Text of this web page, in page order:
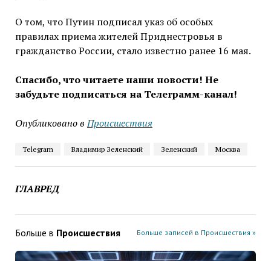
О том, что Путин подписал указ об особых
правилах приема жителей Приднестровья в
гражданство России, стало известно ранее 16 мая.
Спасибо, что читаете наши новости! Не
забудьте подписаться на Телеграмм-канал!
Опубликовано в Проиcшествия
Telegram Владимир Зеленский Зеленский Москва
ГЛАВРЕД
Больше в Проиcшествия Больше записей в Проиcшествия »